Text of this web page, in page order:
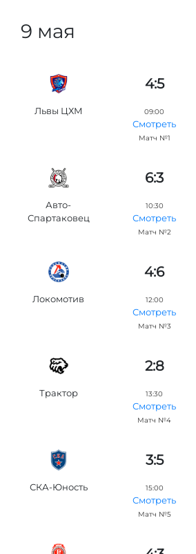
9 мая
4:5
Львы ЦХМ 09:00
Смотреть
Матч №1
6:3
Авто-
Спартаковец
10:30
Смотреть
Матч №2
4:6
Локомотив 12:00
Смотреть
Матч №3
2:8
Трактор 13:30
Смотреть
Матч №4
3:5
СКА-Юность 15:00
Смотреть
Матч №5